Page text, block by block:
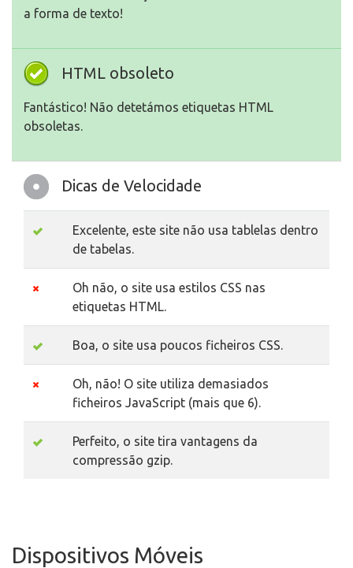
a forma de texto!
HTML obsoleto
Fantástico! Não detetámos etiquetas HTML
obsoletas.
Dicas de Velocidade
Excelente, este site não usa tablelas dentro
de tabelas.
Oh não, o site usa estilos CSS nas
etiquetas HTML.
Boa, o site usa poucos ficheiros CSS.
Oh, não! O site utiliza demasiados
ficheiros JavaScript (mais que 6).
Perfeito, o site tira vantagens da
compressão gzip.
Dispositivos Móveis